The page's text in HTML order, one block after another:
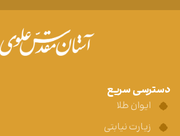
دسترسی سریع
ایوان طلا
زیارت نیابتی